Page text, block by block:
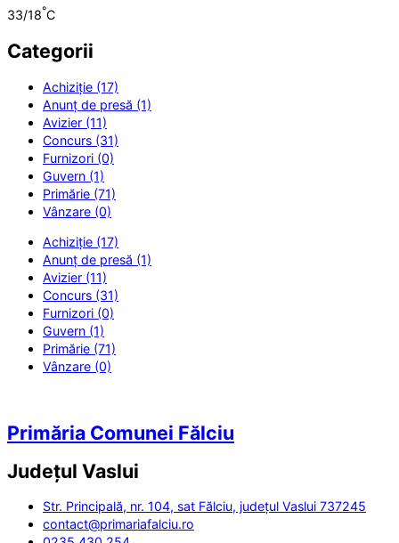
33/18°C
Categorii
Achiziție (17)
Anunț de presă (1)
Avizier (11)
Concurs (31)
Furnizori (0)
Guvern (1)
Primărie (71)
Vânzare (0)
Achiziție (17)
Anunț de presă (1)
Avizier (11)
Concurs (31)
Furnizori (0)
Guvern (1)
Primărie (71)
Vânzare (0)
Primăria Comunei Fălciu
Județul Vaslui
Str. Principală, nr. 104, sat Fălciu, județul Vaslui 737245
contact@primariafalciu.ro